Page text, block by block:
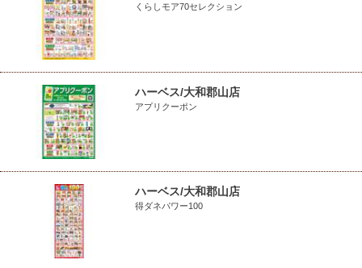
くらしモア70セレクション
ハーベス/大和郡山店
アプリクーポン
ハーベス/大和郡山店
得ダネパワー100